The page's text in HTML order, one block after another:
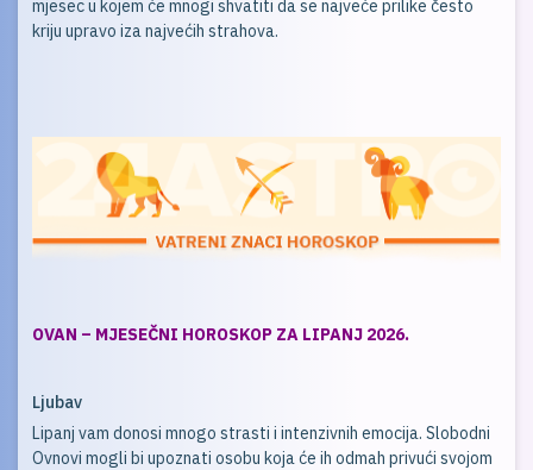
mjesec u kojem će mnogi shvatiti da se najveće prilike često
kriju upravo iza najvećih strahova.
OVAN – MJESEČNI HOROSKOP ZA LIPANJ 2026.
Ljubav
Lipanj vam donosi mnogo strasti i intenzivnih emocija. Slobodni
Ovnovi mogli bi upoznati osobu koja će ih odmah privući svojom